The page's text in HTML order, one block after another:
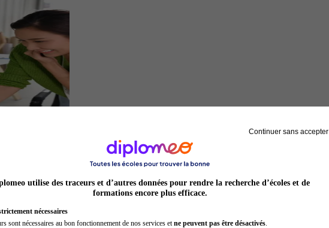
Entrepreneur
Continuer sans accepter
utilise des traceurs et d’autres données pour rendre la recherche d’écoles et de
formations encore plus efficace.
nécessaires
sont nécessaires au bon fonctionnement de nos services et ne peuvent pas être désactivés.